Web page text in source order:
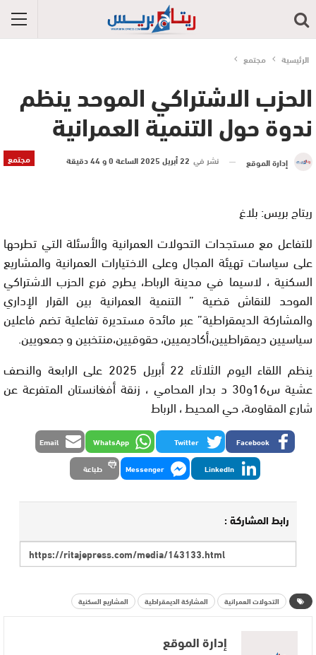
الرئيسية مجتمع
الحزب الاشتراكي الموحد ينظم
ندوة حول التنمية العمرانية
مجتمع إدارة الموقع نشر في 22 أبريل 2025 الساعة 0 و 44 دقيقة
ريتاج بريس: بلاغ
للتفاعل مع مستجدات التحولات العمرانية والأسئلة التي تطرحها
على سياسات تهيئة المجال وعلى الاختيارات العمرانية والمشاريع
السكنية ، لاسيما في مدينة الرباط، يطرح فرع الحزب الاشتراكي
الموحد للنقاش قضية ” التنمية العمرانية بين القرار الإداري
والمشاركة الديمقراطية” عبر مائدة مستديرة تفاعلية تضم فاعلين
سياسيين ديمقراطيين،أكاديميين، حقوقيين،منتخبين و جمعويين.
ينظم اللقاء اليوم الثلاثاء 22 أبريل 2025 على الرابعة والنصف
عشية س16و30 د بدار المحامي ، زنقة أفغانستان المتفرعة عن
شارع المقاومة، حي المحيط ، الرباط
Facebook
Twitter
WhatsApp
Email
LinkedIn
Messenger طباعة
رابط المشاركة :
التحولات العمرانية المشاركة الديمقراطية المشاريع السكنية
إدارة الموقع